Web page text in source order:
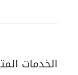
الخدمات